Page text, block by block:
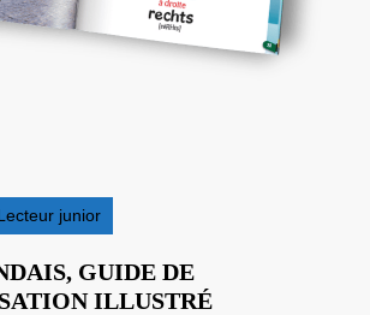
junior
GUIDE DE
ILLUSTRÉ